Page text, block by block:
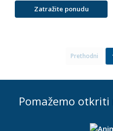
Zatražite ponudu
Prethodni
Pomažemo otkriti